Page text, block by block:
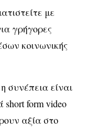
με
γρήγορες
κοινωνικής
συνέπεια είναι
short form video
αξία στο